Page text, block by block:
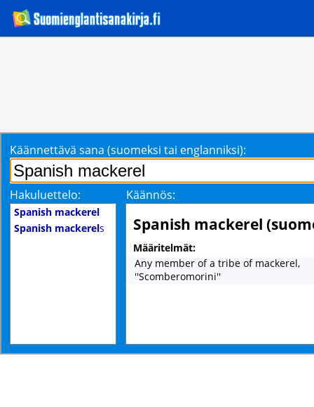
Käännettävä sana (suomeksi tai englanniksi):
Hakuluettelo: Käännös:
Spanish mackerel
Spanish mackerels Spanish mackerel
Määritelmät:
Any member of a tribe of mackerel,
''Scomberomorini''